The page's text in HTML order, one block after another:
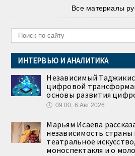
Все материалы
ИНТЕРВЬЮ И АНАЛИТИКА
Независимый
цифровой
основы развития
🕔 09:00, 6.Авг 2026
Марьям Исаева
независимость страны
театральное
моноспектакля и о